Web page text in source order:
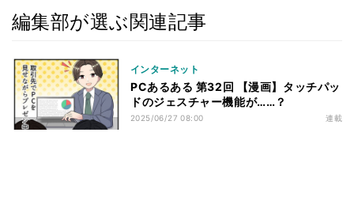
編集部が選ぶ関連記事
インターネット
PCあるある 第32回 【漫画】タッチパッ
ドのジェスチャー機能が……？
2025/06/27 08:00 連載